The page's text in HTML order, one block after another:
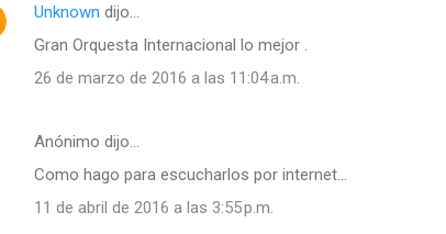
Unknown dijo…
Gran Orquesta Internacional lo mejor .
26 de marzo de 2016 a las 11:04 a.m.
Anónimo dijo…
Como hago para escucharlos por internet...
11 de abril de 2016 a las 3:55 p.m.